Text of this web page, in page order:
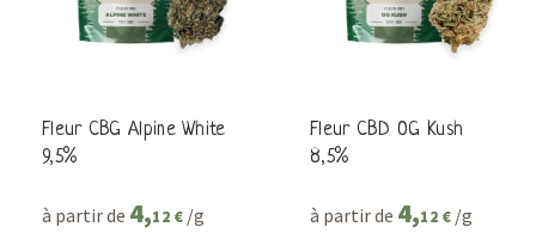
Fleur CBG Alpine White
9,5%
à partir de 4,12 € /g
Fleur CBD OG Kush
8,5%
à partir de 4,12 € /g